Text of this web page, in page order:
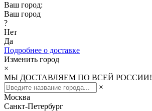
Ваш город:
Ваш город
?
Нет
Да
Подробнее о доставке
Изменить город
×
МЫ ДОСТАВЛЯЕМ ПО ВСЕЙ РОССИИ!
×
Москва
Санкт-Петербург